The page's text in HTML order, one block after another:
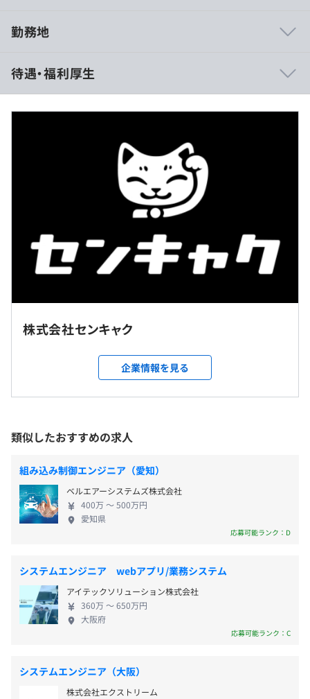
Amazon ECS
【開発プロセス】
②PMが作成したプロダクトロードマップをもとに、実装
する機能の仕様をPMとエンジニアで相談し決定
③仕様決定後、デザイナーがデザインを作成し、エンジニ
ドエンジニアが担当者をアサインし開発
リガーにunit testとVRTを実行し、他エンジニアの
Approve後マージ
⑥QA後、リリース
勤務地
福岡本社
変更なし
受動喫煙防止措置に関する事項
従業員に対する受動喫煙対策：あり
対策内容：屋内禁煙（喫煙場所あり）
待遇・福利厚生
は年収提示額を保証するものではありません）
フレキシブルタイム（5：00〜22：00）導入
休憩時間：休憩60分
平均残業時間：平均10時間未満／月
・完全週休2日制（土日）
・夏季休暇などの特別休暇
業績連動
社会保険完備（健康保険・厚生年金加入・雇用保険・労災
保険）
無期雇用
株式会社センキャク
企業情報を見る
類似したおすすめの求人
組み込み制御エンジニア（愛知）
ベルエアーシステムズ株式会社
400万 〜 500万円
愛知県
応募可能ランク：D
システムエンジニア webアプリ/業務システム
アイテックソリューション株式会社
360万 〜 650万円
大阪府
応募可能ランク：C
システムエンジニア（大阪）
株式会社エクストリーム